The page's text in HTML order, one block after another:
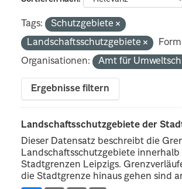
Tags:
Schutzgebiete
Landschaftsschutzgebiete
Organisationen:
Amt für
Ergebnisse filtern
Landschaftsschutzgebiete der
Dieser Datensatz beschreibt die
Landschaftsschutzgebiete innerhalb
Stadtgrenzen Leipzigs.
die Stadtgrenze hinaus gehen sind